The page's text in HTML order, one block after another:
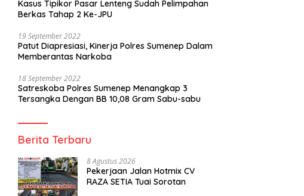
Kasus Tipikor Pasar Lenteng Sudah Pelimpahan
Berkas Tahap 2 Ke-JPU
19 September 2022
Patut Diapresiasi, Kinerja Polres Sumenep Dalam
Memberantas Narkoba
18 September 2022
Satreskoba Polres Sumenep Menangkap 3
Tersangka Dengan BB 10,08 Gram Sabu-sabu
Berita Terbaru
8 Agustus 2026
Pekerjaan Jalan Hotmix CV
RAZA SETIA Tuai Sorotan